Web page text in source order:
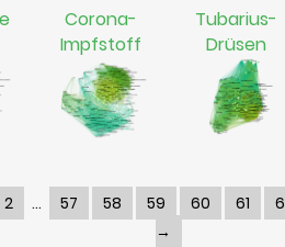
Corona-
Impfstoff
Tubarius-
Drüsen
2 57 58 59 60 61
→